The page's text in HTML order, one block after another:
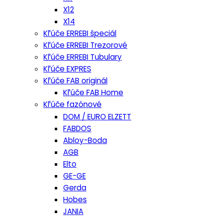
X12
X14
Kľúče ERREBI špeciál
Kľúče ERREBI Trezorové
Kľúče ERREBI Tubulary
Kľúče EXPRES
Kľúče FAB originál
Kľúče FAB Home
Kľúče fazónové
DOM / EURO ELZETT
FABDOS
Abloy-Boda
AGB
Elto
GE-GE
Gerda
Hobes
JANIA